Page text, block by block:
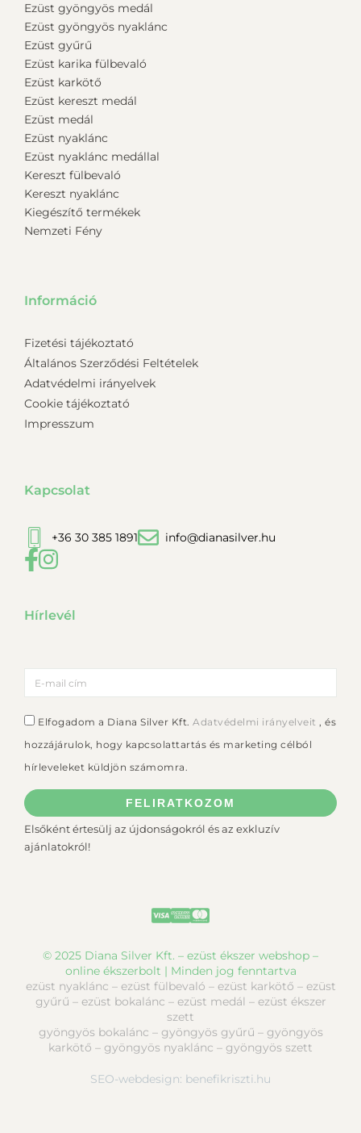
Ezüst gyöngyös medál
Ezüst gyöngyös nyaklánc
Ezüst gyűrű
Ezüst karika fülbevaló
Ezüst karkötő
Ezüst kereszt medál
Ezüst medál
Ezüst nyaklánc
Ezüst nyaklánc medállal
Kereszt fülbevaló
Kereszt nyaklánc
Kiegészítő termékek
Nemzeti Fény
Információ
Fizetési tájékoztató
Általános Szerződési Feltételek
Adatvédelmi irányelvek
Cookie tájékoztató
Impresszum
Kapcsolat
+36 30 385 1891 info@dianasilver.hu
Hírlevél
Elfogadom a Diana Silver Kft. Adatvédelmi irányelveit , és
hozzájárulok, hogy kapcsolattartás és marketing célból
hírleveleket küldjön számomra.
FELIRATKOZOM
Elsőként értesülj az újdonságokról és az exkluzív
ajánlatokról!
© 2025 Diana Silver Kft. – ezüst ékszer webshop –
online ékszerbolt | Minden jog fenntartva
ezüst nyaklánc – ezüst fülbevaló – ezüst karkötő – ezüst
gyűrű – ezüst bokalánc – ezüst medál – ezüst ékszer
szett
gyöngyös bokalánc – gyöngyös gyűrű – gyöngyös
karkötő – gyöngyös nyaklánc – gyöngyös szett
SEO-webdesign: benefikriszti.hu